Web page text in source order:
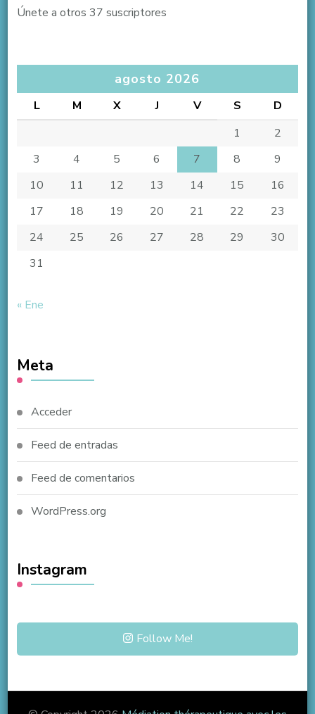
Únete a otros 37 suscriptores
agosto 2026
L M X J V S
D
1
2
3
4 5 6 7 8
9
10
11 12 13 14 15
16
17
18 19 20 21 22
23
24
25 26 27 28 29
30
31
« Ene
Meta
Acceder
Feed de entradas
Feed de comentarios
WordPress.org
Instagram
Follow Me!